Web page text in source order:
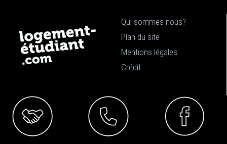
Qui sommes-nous?
Plan du site
Mentions légales
Crédit